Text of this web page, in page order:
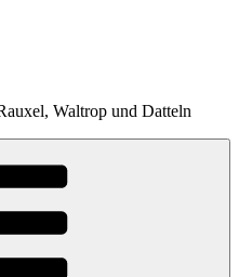
Waltrop und Datteln